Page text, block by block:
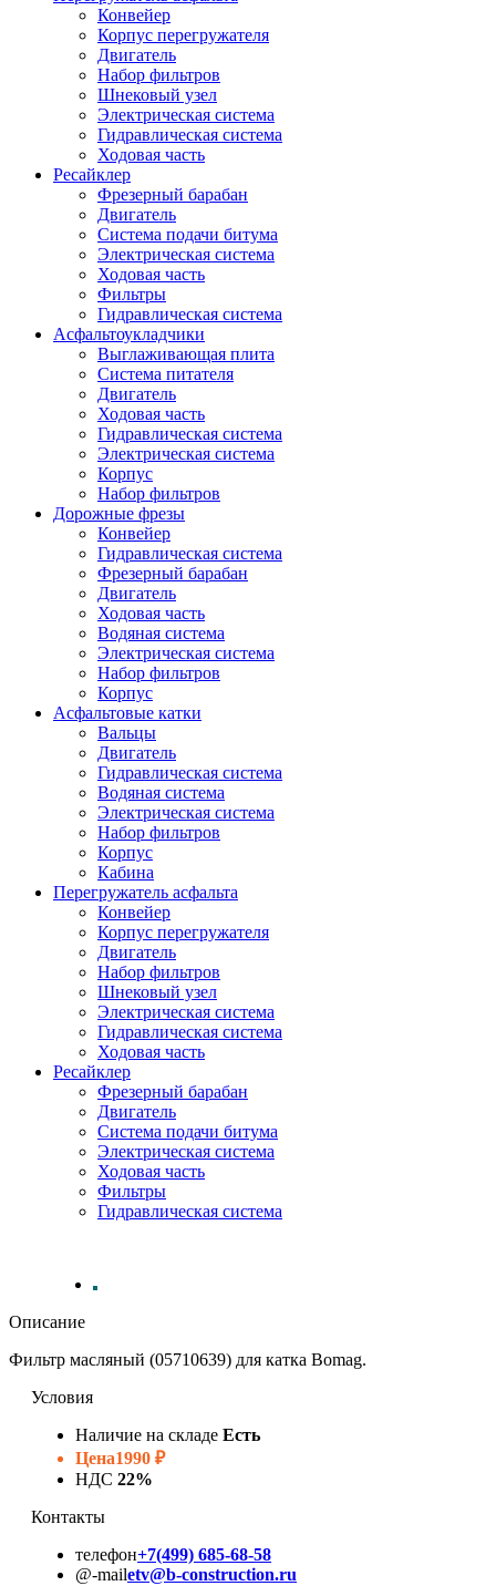
Конвейер
Корпус перегружателя
Двигатель
Набор фильтров
Шнековый узел
Электрическая система
Гидравлическая система
Ходовая часть
Ресайклер
Фрезерный барабан
Двигатель
Система подачи битума
Электрическая система
Ходовая часть
Фильтры
Гидравлическая система
Асфальтоукладчики
Выглаживающая плита
Система питателя
Двигатель
Ходовая часть
Гидравлическая система
Электрическая система
Корпус
Набор фильтров
Дорожные фрезы
Конвейер
Гидравлическая система
Фрезерный барабан
Двигатель
Ходовая часть
Водяная система
Электрическая система
Набор фильтров
Корпус
Асфальтовые катки
Вальцы
Двигатель
Гидравлическая система
Водяная система
Электрическая система
Набор фильтров
Корпус
Кабина
Перегружатель асфальта
Конвейер
Корпус перегружателя
Двигатель
Набор фильтров
Шнековый узел
Электрическая система
Гидравлическая система
Ходовая часть
Ресайклер
Фрезерный барабан
Двигатель
Система подачи битума
Электрическая система
Ходовая часть
Фильтры
Гидравлическая система
Описание
Фильтр масляный (05710639) для катка Bomag.
Условия
Наличие на складе Есть
Цена1990 ₽
НДС 22%
Контакты
телефон+7(499) 685-68-58
@-mailetv@b-construction.ru